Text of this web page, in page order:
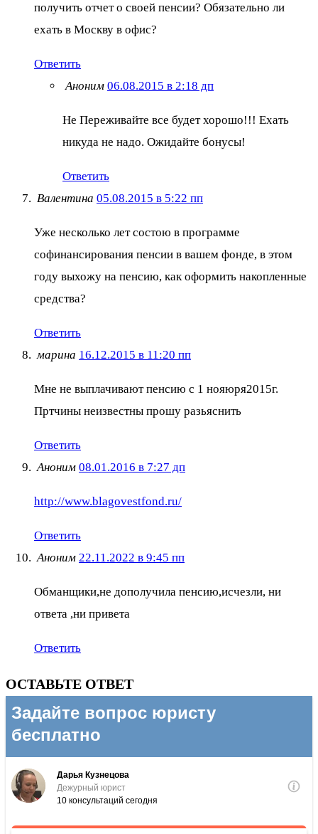
получить отчет о своей пенсии? Обязательно ли
ехать в Москву в офис?
Ответить
Аноним 06.08.2015 в 2:18 дп
Не Переживайте все будет хорошо!!! Ехать
никуда не надо. Ожидайте бонусы!
Ответить
Валентина 05.08.2015 в 5:22 пп
Уже несколько лет состою в программе
софинансирования пенсии в вашем фонде, в этом
году выхожу на пенсию, как оформить накопленные
средства?
Ответить
марина 16.12.2015 в 11:20 пп
Мне не выплачивают пенсию с 1 нояюря2015г.
Пртчины неизвестны прошу разьяснить
Ответить
Аноним 08.01.2016 в 7:27 дп
http://www.blagovestfond.ru/
Ответить
Аноним 22.11.2022 в 9:45 пп
Обманщики,не дополучила пенсию,исчезли, ни
ответа ,ни привета
Ответить
ОСТАВЬТЕ ОТВЕТ